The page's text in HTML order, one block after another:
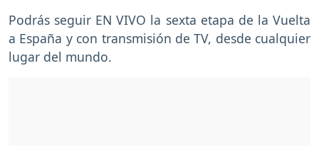
Podrás seguir EN VIVO la sexta etapa de la Vuelta
a España y con transmisión de TV, desde cualquier
lugar del mundo.